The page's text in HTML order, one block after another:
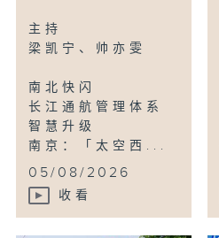
主持
梁凯宁、帅亦雯
南北快闪
长江通航管理体系
智慧升级
南京：「太空西...
05/08/2026
收看